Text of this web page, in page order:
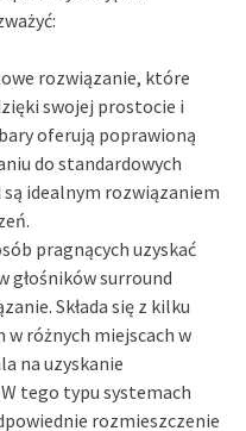
rozwiązanie, które
swojej prostocie i
oferują poprawioną
do standardowych
idealnym rozwiązaniem
pragnących uzyskać
głośników surround
Składa się z kilku
w różnych miejscach w
na uzyskanie
tego typu systemach
rozmieszczenie